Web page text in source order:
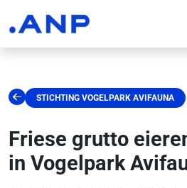
STICHTING VOGELPARK AVIFAUNA
Friese grutto
in Vogelpark